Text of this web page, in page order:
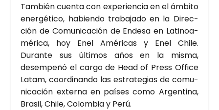
Tam­bién cuen­ta con expe­rien­cia en el ámbi­to
ener­gé­ti­co, habien­do tra­ba­ja­do en la Direc­
ción de Comu­ni­ca­ción de Ende­sa en Lati­noa­
mé­ri­ca, hoy Enel Amé­ri­cas y Enel Chi­le.
Duran­te sus últi­mos años en la mis­ma,
desem­pe­ñó el car­go de Head of Press Offi­ce
Latam, coor­di­nan­do las estra­te­gias de comu­
ni­ca­ción exter­na en paí­ses como Argen­ti­na,
Bra­sil, Chi­le, Colom­bia y Perú.